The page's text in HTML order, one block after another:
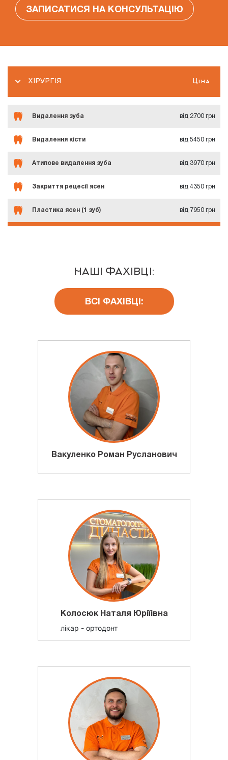
ЗАПИСАТИСЯ НА КОНСУЛЬТАЦІЮ
ХІРУРГІЯ Ціна
Видалення зуба від 2700 грн
Видалення кісти від 5450 грн
Атипове видалення зуба від 3970 грн
Закриття рецесії ясен від 4350 грн
Пластика ясен (1 зуб) від 7950 грн
НАШІ ФАХІВЦІ:
ВСІ ФАХІВЦІ:
Вакуленко Роман Русланович
Колосюк Наталя Юріїівна
лікар - ортодонт